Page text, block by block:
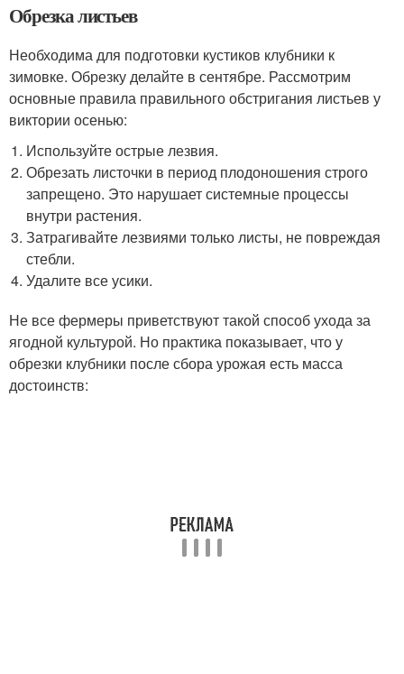
Обрезка листьев
Необходима для подготовки кустиков клубники к
зимовке. Обрезку делайте в сентябре. Рассмотрим
основные правила правильного обстригания листьев у
виктории осенью:
Используйте острые лезвия.
Обрезать листочки в период плодоношения строго
запрещено. Это нарушает системные процессы
внутри растения.
Затрагивайте лезвиями только листы, не повреждая
стебли.
Удалите все усики.
Не все фермеры приветствуют такой способ ухода за
ягодной культурой. Но практика показывает, что у
обрезки клубники после сбора урожая есть масса
достоинств: